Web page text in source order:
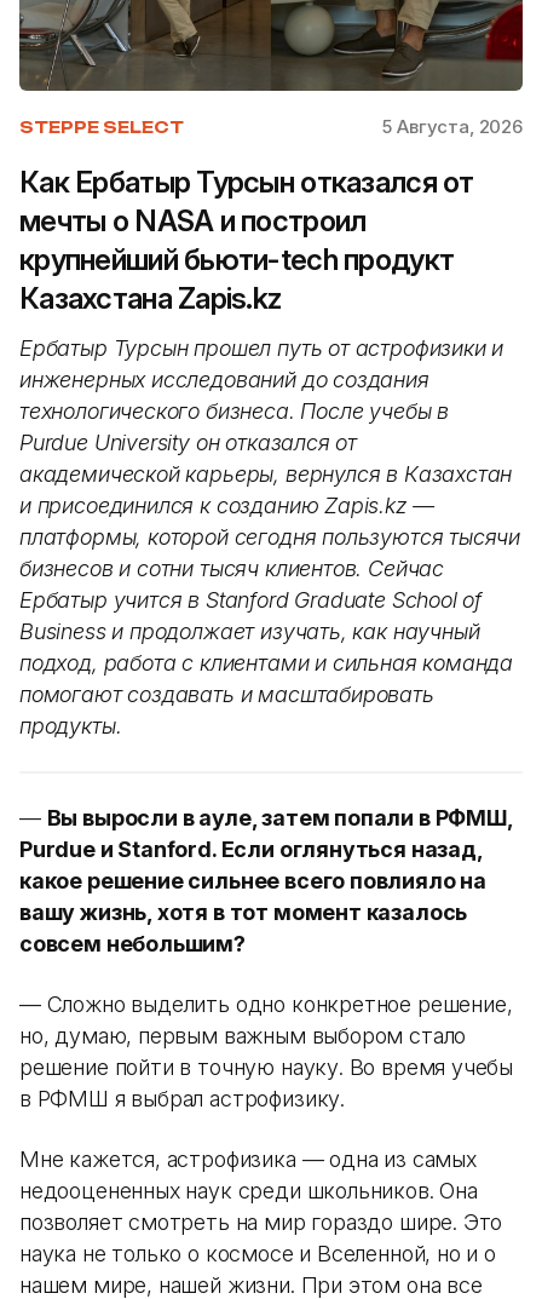
STEPPE SELECT 5 Августа, 2026
Как Ербатыр Турсын отказался от
мечты о NASA и построил
крупнейший бьюти-tech продукт
Казахстана Zapis.kz
Ербатыр Турсын прошел путь от астрофизики и
инженерных исследований до создания
технологического бизнеса. После учебы в
Purdue University он отказался от
академической карьеры, вернулся в Казахстан
и присоединился к созданию Zapis.kz —
платформы, которой сегодня пользуются тысячи
бизнесов и сотни тысяч клиентов. Сейчас
Ербатыр учится в Stanford Graduate School of
Business и продолжает изучать, как научный
подход, работа с клиентами и сильная команда
помогают создавать и масштабировать
продукты.
— Вы выросли в ауле, затем попали в РФМШ,
Purdue и Stanford. Если оглянуться назад,
какое решение сильнее всего повлияло на
вашу жизнь, хотя в тот момент казалось
совсем небольшим?
— Сложно выделить одно конкретное решение,
но, думаю, первым важным выбором стало
решение пойти в точную науку. Во время учебы
в РФМШ я выбрал астрофизику.
Мне кажется, астрофизика — одна из самых
недооцененных наук среди школьников. Она
позволяет смотреть на мир гораздо шире. Это
наука не только о космосе и Вселенной, но и о
нашем мире, нашей жизни. При этом она все